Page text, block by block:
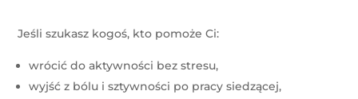
Jeśli szukasz kogoś, kto pomoże Ci:
wrócić do aktywności bez stresu,
wyjść z bólu i sztywności po pracy siedzącej,